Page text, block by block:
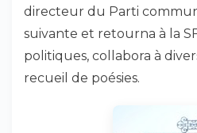
directeur du Parti
suivante et retourna à la
politiques, collabora à
recueil de poésies.